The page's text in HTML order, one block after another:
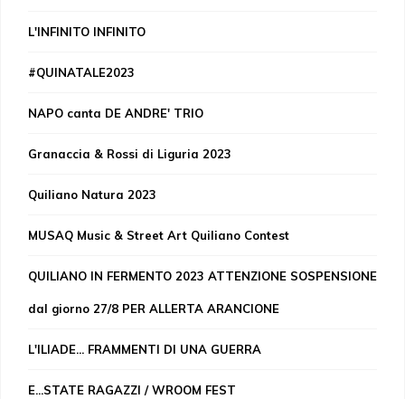
L'INFINITO INFINITO
#QUINATALE2023
NAPO canta DE ANDRE' TRIO
Granaccia & Rossi di Liguria 2023
Quiliano Natura 2023
MUSAQ Music & Street Art Quiliano Contest
QUILIANO IN FERMENTO 2023 ATTENZIONE SOSPENSIONE
dal giorno 27/8 PER ALLERTA ARANCIONE
L'ILIADE... FRAMMENTI DI UNA GUERRA
E...STATE RAGAZZI / WROOM FEST